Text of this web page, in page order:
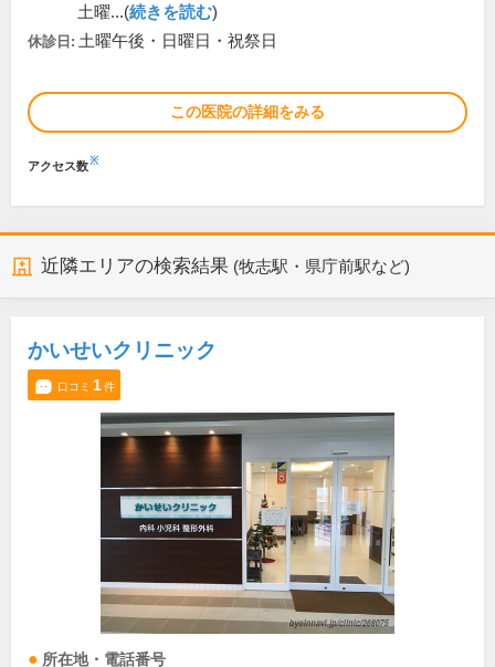
土曜...(続きを読む)
休診日: 土曜午後・日曜日・祝祭日
この医院の詳細をみる
アクセス数※
近隣エリアの検索結果 (牧志駅・県庁前駅など)
かいせいクリニック
口コミ 1件
所在地・電話番号